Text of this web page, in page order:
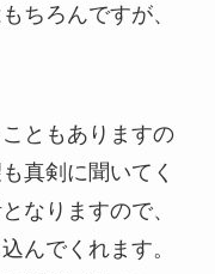
ちろんですが、
ともありますの
真剣に聞いてく
なりますので、
んでくれます。